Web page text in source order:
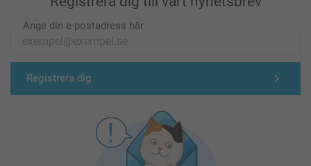
Ange din e-postadress här
Registrera dig